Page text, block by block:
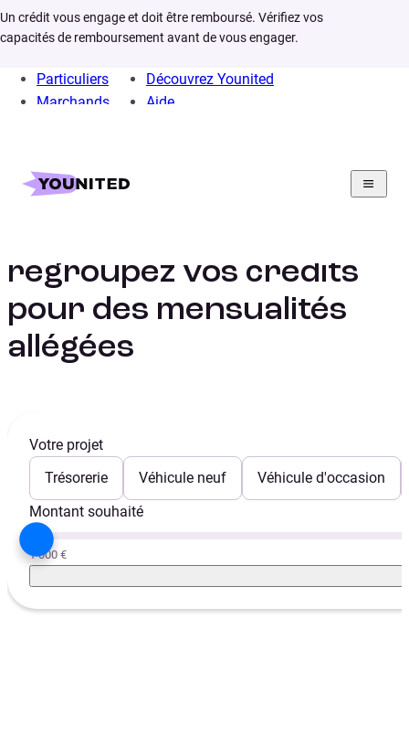
Un crédit vous engage et doit être remboursé. Vérifiez vos
capacités de remboursement avant de vous engager.
Particuliers
Marchands
Découvrez Younited
Aide
Home
regroupez vos crédits
pour des mensualités
allégées
Votre projet
Trésorerie
Véhicule neuf
Véhicule d'occasion
Montant souhaité
1 000 €